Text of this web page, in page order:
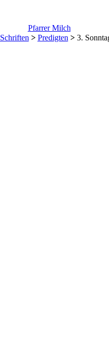
Pfarrer Milch
Schriften > Predigten >3.